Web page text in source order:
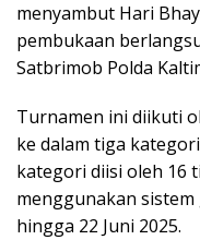
menyambut Hari
pembukaan
Satbrimob Polda
Turnamen ini diikuti
ke dalam tiga
kategori diisi oleh 16
menggunakan sistem
hingga 22 Juni 2025.